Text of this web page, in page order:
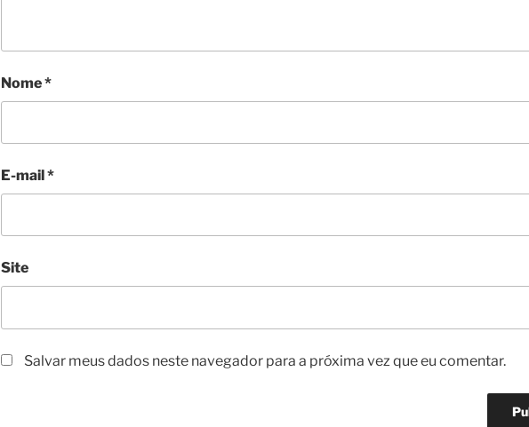
Nome*
E-mail*
Site
Salvar meus dados neste navegador para a próxima vez que eu comentar.